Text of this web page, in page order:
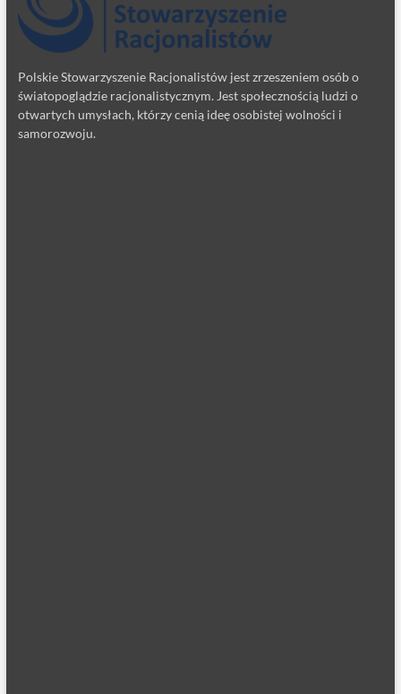
Polskie Stowarzyszenie Racjonalistów jest zrzeszeniem osób o
światopoglądzie racjonalistycznym. Jest społecznością ludzi o
otwartych umysłach, którzy cenią ideę osobistej wolności i
samorozwoju.